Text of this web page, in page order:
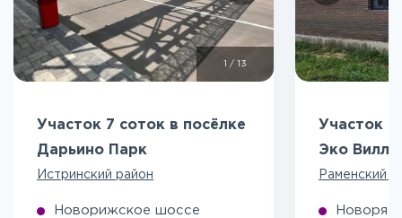
/ 13
Участок 7 соток в посёлке
Дарьино Парк
Истринский район
Новорижское шоссе
Участок 5
Эко
Раменский